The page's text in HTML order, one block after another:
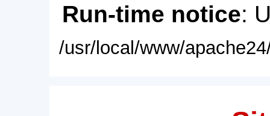
Run-time notice:
/usr/local/www/